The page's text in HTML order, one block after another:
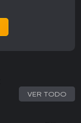
VER TODO